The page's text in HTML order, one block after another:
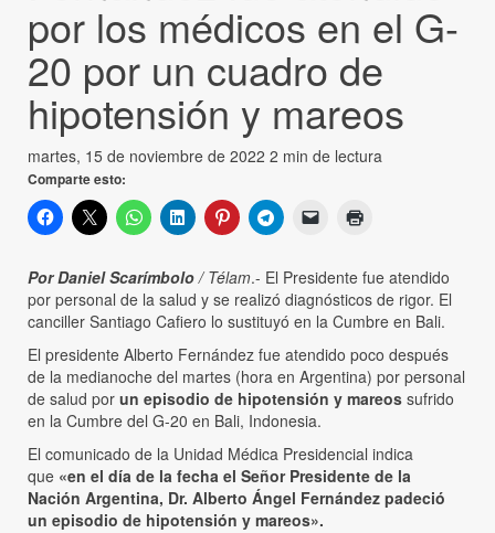
por los médicos en el G-
20 por un cuadro de
hipotensión y mareos
martes, 15 de noviembre de 2022 2 min de lectura
Comparte esto:
Por Daniel Scarímbolo/ Télam.- El Presidente fue atendido
por personal de la salud y se realizó diagnósticos de rigor. El
canciller Santiago Cafiero lo sustituyó en la Cumbre en Bali.
El presidente Alberto Fernández fue atendido poco después
de la medianoche del martes (hora en Argentina) por personal
de salud por un episodio de hipotensión y mareos sufrido
en la Cumbre del G-20 en Bali, Indonesia.
El comunicado de la Unidad Médica Presidencial indica
que «en el día de la fecha el Señor Presidente de la
Nación Argentina, Dr. Alberto Ángel Fernández padeció
un episodio de hipotensión y mareos».